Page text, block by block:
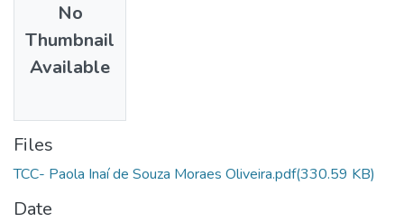
No
Thumbnail
Available
Files
TCC- Paola Inaí de Souza Moraes Oliveira.pdf(330.59 KB)
Date